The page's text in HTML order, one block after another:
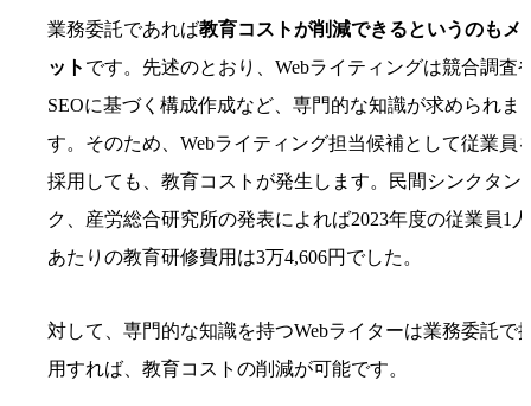
業務委託であれば教育コストが削減できるというのもメ
ット です。先述のとおり、Webライティングは競合調査
SEOに基づく構成作成など、専門的な知識が求められま
す。そのため、Webライティング担当候補として従業員
採用しても、教育コストが発生します。民間シンクタン
ク、産労総合研究所の発表によれば2023年度の従業員1人
あたりの教育研修費用は3万4,606円でした。
対して、専門的な知識を持つWebライターは業務委託で
用すれば、教育コストの削減が可能です。